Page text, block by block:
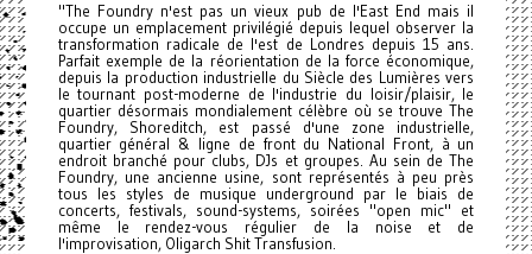
"The Foundry n'est pas un vieux pub de l'East End mais il
occupe un emplacement privilégié depuis lequel observer la
transformation radicale de l'est de Londres depuis 15 ans.
Parfait exemple de la réorientation de la force économique,
depuis la production industrielle du Siècle des Lumières vers
le tournant post-moderne de l'industrie du loisir/plaisir, le
quartier désormais mondialement célèbre où se trouve The
Foundry, Shoreditch, est passé d'une zone industrielle,
quartier général & ligne de front du National Front, à un
endroit branché pour clubs, DJs et groupes. Au sein de The
Foundry, une ancienne usine, sont représentés à peu près
tous les styles de musique underground par le biais de
concerts, festivals, sound-systems, soirées "open mic" et
même le rendez-vous régulier de la noise et de
l'improvisation, Oligarch Shit Transfusion.